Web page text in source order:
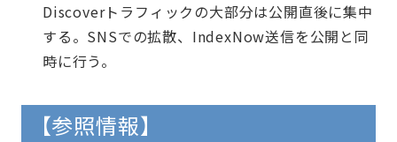
Discoverトラフィックの大部分は公開直後に集中
する。SNSでの拡散、IndexNow送信を公開と同
時に行う。
【参照情報】